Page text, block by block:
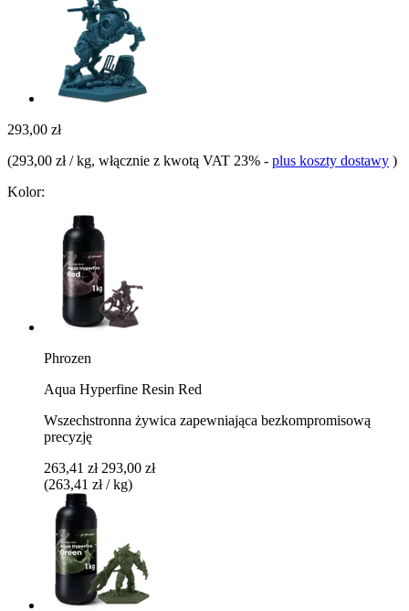
293,00 zł
(293,00 zł / kg, włącznie z kwotą VAT 23% - plus koszty dostawy )
Kolor:
Phrozen
Aqua Hyperfine Resin Red
Wszechstronna żywica zapewniająca bezkompromisową
precyzję
263,41 zł 293,00 zł
(263,41 zł / kg)